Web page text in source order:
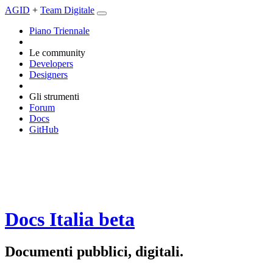
AGID + Team Digitale
Piano Triennale
Le community
Developers
Designers
Gli strumenti
Forum
Docs
GitHub
Docs Italia beta
Documenti pubblici, digitali.